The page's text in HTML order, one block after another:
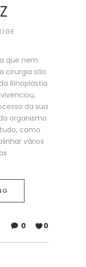
que nem
cirurgia são
Rinoplastia
da sua
organismo
como
vários
0 0